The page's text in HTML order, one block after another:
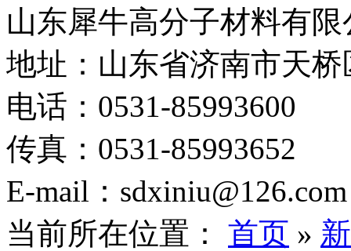
山东犀牛高分子材料有限
地址：山东省济南市天
电话：0531-85993600
传真：0531-85993652
E-mail：sdxiniu@126.com
当前所在位置： 首页 »